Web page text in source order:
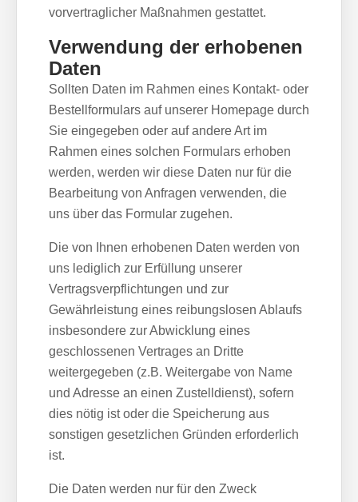
vorvertraglicher Maßnahmen gestattet.
Verwendung der erhobenen
Daten
Sollten Daten im Rahmen eines Kontakt- oder
Bestellformulars auf unserer Homepage durch
Sie eingegeben oder auf andere Art im
Rahmen eines solchen Formulars erhoben
werden, werden wir diese Daten nur für die
Bearbeitung von Anfragen verwenden, die
uns über das Formular zugehen.
Die von Ihnen erhobenen Daten werden von
uns lediglich zur Erfüllung unserer
Vertragsverpflichtungen und zur
Gewährleistung eines reibungslosen Ablaufs
insbesondere zur Abwicklung eines
geschlossenen Vertrages an Dritte
weitergegeben (z.B. Weitergabe von Name
und Adresse an einen Zustelldienst), sofern
dies nötig ist oder die Speicherung aus
sonstigen gesetzlichen Gründen erforderlich
ist.
Die Daten werden nur für den Zweck